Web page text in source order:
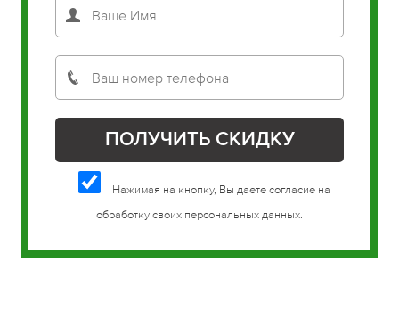
Нажимая на кнопку, Вы даете согласие на
обработку своих персональных данных.